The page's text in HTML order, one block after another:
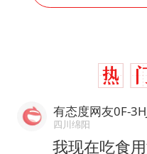
有态度网友0F-
四川绵阳
我现在吃食